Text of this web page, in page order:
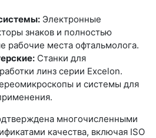
Электронные
знаков и полностью
рабочие места офтальмолога.
Станки для
линз серии Excelon.
и системы для
многочисленными
качества, включая ISO